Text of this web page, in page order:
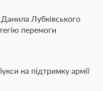
Лубківського
перемоги
на підтримку армії